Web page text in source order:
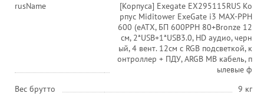
rusName
[Корпуса] Exegate EX295115RUS Ко
рпус Miditower ExeGate i3 MAX-PPH
600 (eATX, БП 600PPH 80+Bronze 12
см, 2*USB+1*USB3.0, HD аудио, черн
ый, 4 вент. 12см с RGB подсветкой, к
онтроллер + ПДУ, ARGB MB кабель, п
ылевые ф
Вес брутто
9 кг